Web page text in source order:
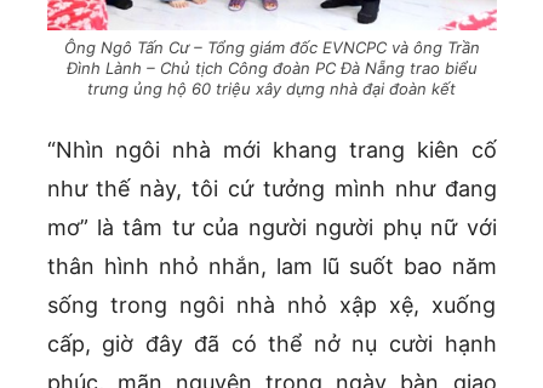
Ông Ngô Tấn Cư – Tổng giám đốc EVNCPC và ông Trần
Đình Lành – Chủ tịch Công đoàn PC Đà Nẵng trao biểu
trưng ủng hộ 60 triệu xây dựng nhà đại đoàn kết
“Nhìn ngôi nhà mới khang trang kiên cố
như thế này, tôi cứ tưởng mình như đang
mơ” là tâm tư của người người phụ nữ với
thân hình nhỏ nhắn, lam lũ suốt bao năm
sống trong ngôi nhà nhỏ xập xệ, xuống
cấp, giờ đây đã có thể nở nụ cười hạnh